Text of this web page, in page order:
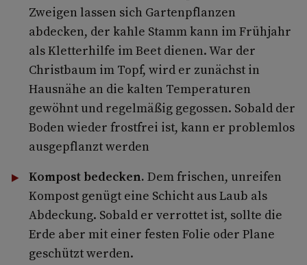
Zweigen lassen sich Gartenpflanzen
abdecken, der kahle Stamm kann im Frühjahr
als Kletterhilfe im Beet dienen. War der
Christbaum im Topf, wird er zunächst in
Hausnähe an die kalten Temperaturen
gewöhnt und regelmäßig gegossen. Sobald der
Boden wieder frostfrei ist, kann er problemlos
ausgepflanzt werden
Kompost bedecken. Dem frischen, unreifen
Kompost genügt eine Schicht aus Laub als
Abdeckung. Sobald er verrottet ist, sollte die
Erde aber mit einer festen Folie oder Plane
geschützt werden.